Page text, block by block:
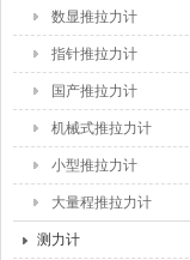
数显推拉力计
指针推拉力计
国产推拉力计
机械式推拉力计
小型推拉力计
大量程推拉力计
测力计